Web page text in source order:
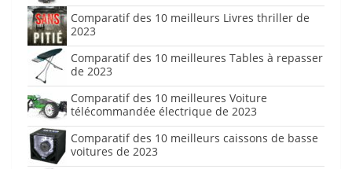
Comparatif des 10 meilleurs Livres thriller de
2023
Comparatif des 10 meilleures Tables à repasser
de 2023
Comparatif des 10 meilleures Voiture
télécommandée électrique de 2023
Comparatif des 10 meilleurs caissons de basse
voitures de 2023